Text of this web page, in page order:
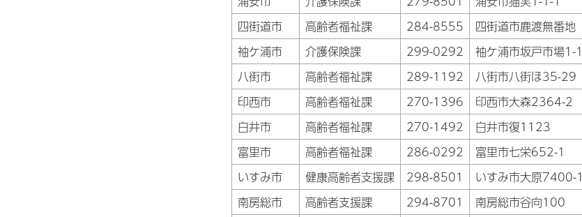
四街道市
高齢者福祉課 284-8555 四街道市鹿渡無番地
袖ケ浦市
介護保険課 299-0292 袖ケ浦市坂戸市場1-1
八街市
高齢者福祉課 289-1192 八街市八街ほ35-29
印西市
高齢者福祉課 270-1396 印西市大森2364-2
白井市
高齢者福祉課 270-1492 白井市復1123
富里市
高齢者福祉課 286-0292 富里市七栄652-1
いすみ市
健康高齢者支援課 298-8501 いすみ市大原7400-1
南房総市
高齢者支援課 294-8701 南房総市谷向100